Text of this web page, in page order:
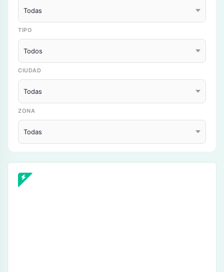
TIPO
CIUDAD
ZONA